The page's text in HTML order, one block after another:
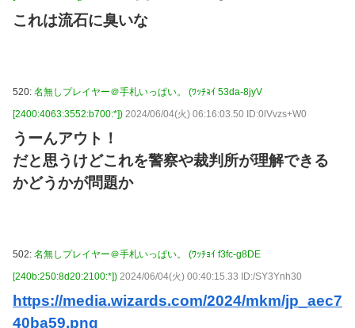
これは流石に臭いな
520: 名無しプレイヤー＠手札いっぱい。 (ﾜｯﾁｮｲ 53da-8jyV
[2400:4063:3552:b700:*]) 2024/06/04(火) 06:16:03.50 ID:0lVvzs+W0
うーんアウト！
だと思うけどこれを警察や裁判所が理解できる
かどうかが問題か
502: 名無しプレイヤー＠手札いっぱい。 (ﾜｯﾁｮｲ f3fc-g8DE
[240b:250:8d20:2100:*]) 2024/06/04(火) 00:40:15.33 ID:/SY3Ynh30
https://media.wizards.com/2024/mkm/jp_aec7
40ba59.png